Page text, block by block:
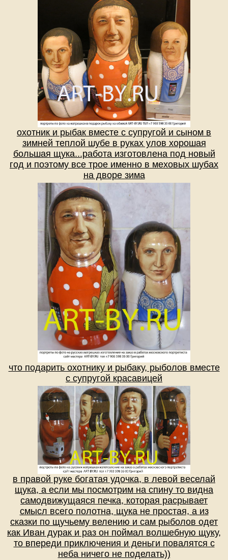
охотник и рыбак вместе с супругой и сыном в
зимней теплой шубе в руках улов хорошая
большая щука...работа изготовлена под новый
год и поэтому все трое именно в меховых шубах
на дворе зима
что подарить охотнику и рыбаку, рыболов вместе
с супругой красавицей
в правой руке богатая удочка, в левой веселай
щука, а если мы посмотрим на спину то видна
самодвижущаяся печка, которая расрывает
смысл всего полотна, щука не простая, а из
сказки по щучьему велению и сам рыболов одет
как Иван дурак и раз он поймал волшебную щуку,
то впереди приключения и деньги повалятся с
неба ничего не поделать))